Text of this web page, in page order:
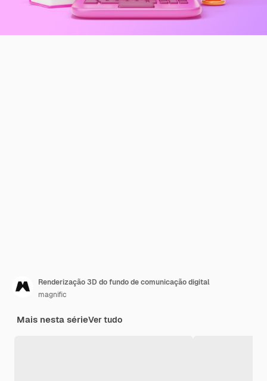
Renderização 3D do fundo de comunicação digital
magnific
Mais nesta sérieVer tudo